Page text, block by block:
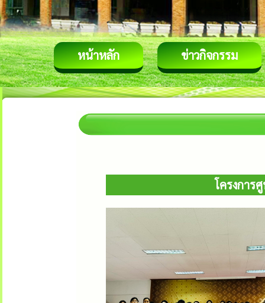
หน้าหลัก ข่าวกิจกรรม
โครงการ